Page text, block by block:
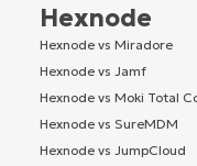
Hexnode
Hexnode vs Miradore
Hexnode vs Jamf
Hexnode vs Moki Total
Hexnode vs SureMDM
Hexnode vs JumpCloud